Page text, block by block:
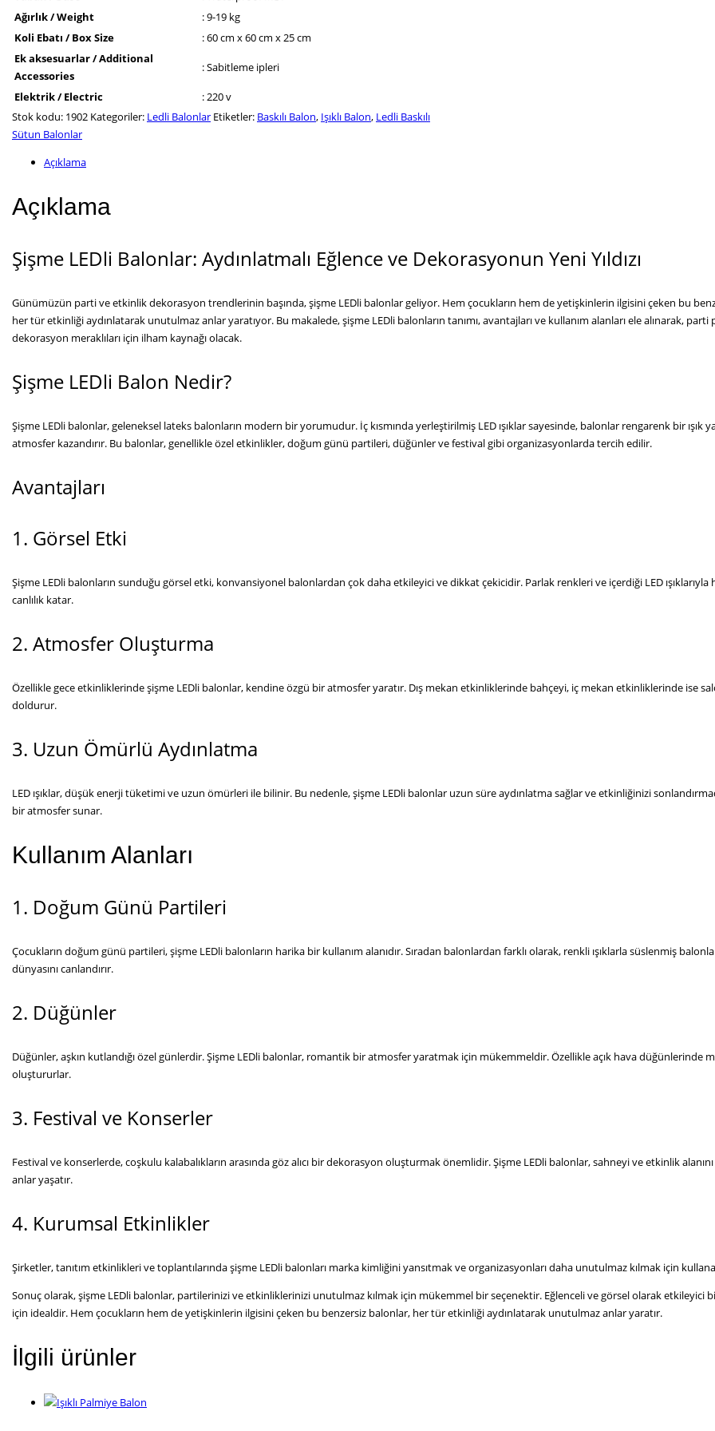
Ağırlık / Weight
: 9-19 kg
Koli Ebatı / Box Size
: 60 cm x 60 cm x 25 cm
Ek aksesuarlar / Additional
Accessories
: Sabitleme ipleri
Elektrik / Electric
: 220 v
Stok kodu: 1902 Kategoriler: Ledli Balonlar Etiketler: Baskılı Balon, Işıklı Balon, Ledli Baskılı
Sütun Balonlar
Açıklama
Açıklama
Şişme LEDli Balonlar: Aydınlatmalı Eğlence ve Dekorasyonun Yeni Yıldızı
Günümüzün parti ve etkinlik dekorasyon trendlerinin başında, şişme LEDli balonlar geliyor. Hem çocukların hem de yetişkinlerin ilgisini çeken bu
her tür etkinliği aydınlatarak unutulmaz anlar yaratıyor. Bu makalede, şişme LEDli balonların tanımı, avantajları ve kullanım alanları ele alınarak, parti
dekorasyon meraklıları için ilham kaynağı olacak.
Şişme LEDli Balon Nedir?
Şişme LEDli balonlar, geleneksel lateks balonların modern bir yorumudur. İç kısmında yerleştirilmiş LED ışıklar sayesinde, balonlar rengarenk bir ışık
atmosfer kazandırır. Bu balonlar, genellikle özel etkinlikler, doğum günü partileri, düğünler ve festival gibi organizasyonlarda tercih edilir.
Avantajları
1. Görsel Etki
Şişme LEDli balonların sunduğu görsel etki, konvansiyonel balonlardan çok daha etkileyici ve dikkat çekicidir. Parlak renkleri ve içerdiği LED
canlılık katar.
2. Atmosfer Oluşturma
Özellikle gece etkinliklerinde şişme LEDli balonlar, kendine özgü bir atmosfer yaratır. Dış mekan etkinliklerinde bahçeyi, iç mekan etkinliklerinde ise
doldurur.
3. Uzun Ömürlü Aydınlatma
LED ışıklar, düşük enerji tüketimi ve uzun ömürleri ile bilinir. Bu nedenle, şişme LEDli balonlar uzun süre aydınlatma sağlar ve etkinliğinizi
bir atmosfer sunar.
Kullanım Alanları
1. Doğum Günü Partileri
Çocukların doğum günü partileri, şişme LEDli balonların harika bir kullanım alanıdır. Sıradan balonlardan farklı olarak, renkli ışıklarla süslenmiş
dünyasını canlandırır.
2. Düğünler
Düğünler, aşkın kutlandığı özel günlerdir. Şişme LEDli balonlar, romantik bir atmosfer yaratmak için mükemmeldir. Özellikle açık hava düğünlerinde
oluştururlar.
3. Festival ve Konserler
Festival ve konserlerde, coşkulu kalabalıkların arasında göz alıcı bir dekorasyon oluşturmak önemlidir. Şişme LEDli balonlar, sahneyi ve etkinlik
anlar yaşatır.
4. Kurumsal Etkinlikler
Şirketler, tanıtım etkinlikleri ve toplantılarında şişme LEDli balonları marka kimliğini yansıtmak ve organizasyonları daha unutulmaz kılmak için
Sonuç olarak, şişme LEDli balonlar, partilerinizi ve etkinliklerinizi unutulmaz kılmak için mükemmel bir seçenektir. Eğlenceli ve görsel olarak etkileyici
için idealdir. Hem çocukların hem de yetişkinlerin ilgisini çeken bu benzersiz balonlar, her tür etkinliği aydınlatarak unutulmaz anlar yaratır.
İlgili ürünler